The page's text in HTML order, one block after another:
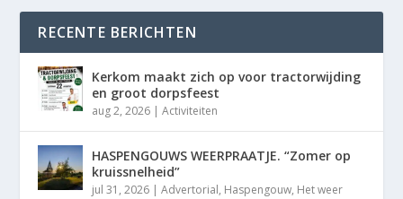
RECENTE BERICHTEN
Kerkom maakt zich op voor tractorwijding
en groot dorpsfeest
aug 2, 2026 |Activiteiten
HASPENGOUWS WEERPRAATJE. “Zomer op
kruissnelheid”
jul 31, 2026 |Advertorial, Haspengouw, Het weer